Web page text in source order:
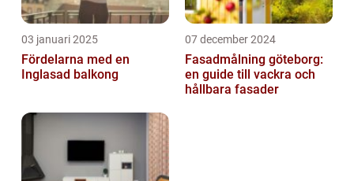
03 januari 2025
Fördelarna med en
Inglasad balkong
07 december 2024
Fasadmålning göteborg:
en guide till vackra och
hållbara fasader